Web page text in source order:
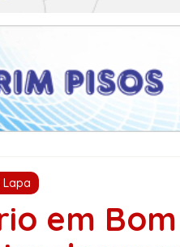
Lapa
em